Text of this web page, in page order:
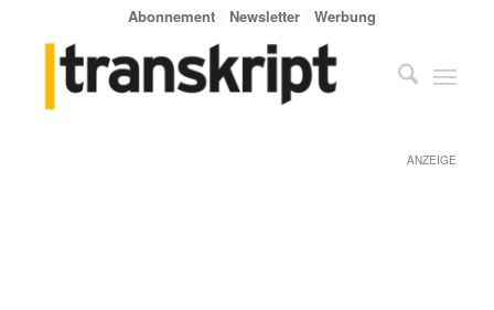
Abonnement Newsletter Werbung
ANZEIGE